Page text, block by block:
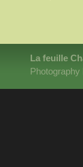
La feuille
Photography